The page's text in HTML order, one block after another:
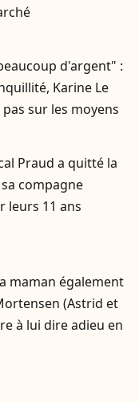
d'argent" :
Karine Le
sur les moyens
Praud a quitté la
compagne
leurs 11 ans
maman également
(Astrid et
à lui dire adieu en